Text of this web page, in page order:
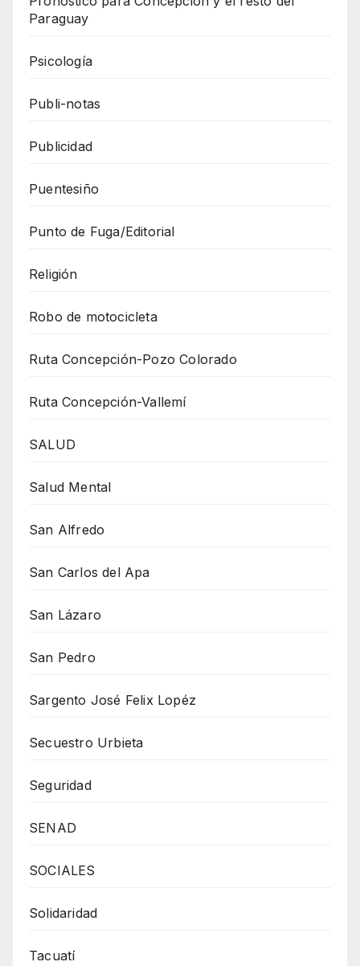
Paraguay
Psicología
Publi-notas
Publicidad
Puentesiño
Punto de Fuga/Editorial
Religión
Robo de motocicleta
Ruta Concepción-Pozo Colorado
Ruta Concepción-Vallemí
SALUD
Salud Mental
San Alfredo
San Carlos del Apa
San Lázaro
San Pedro
Sargento José Felix Lopéz
Secuestro Urbieta
Seguridad
SENAD
SOCIALES
Solidaridad
Tacuatí